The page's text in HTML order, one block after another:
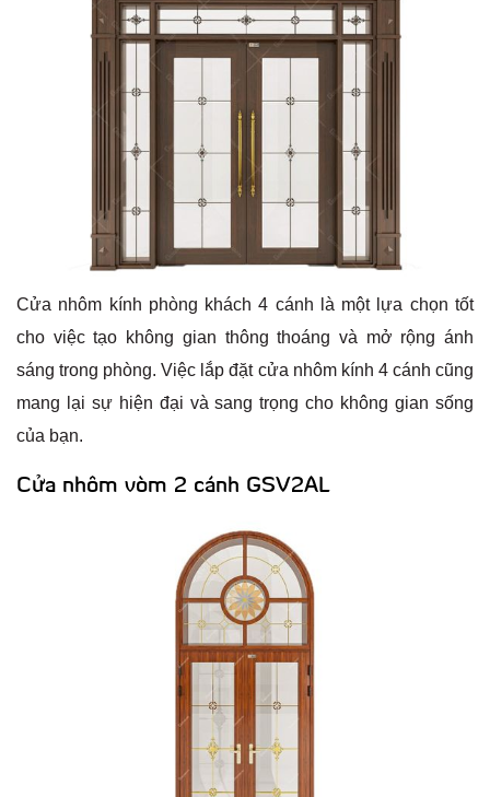
Cửa nhôm kính phòng khách 4 cánh là một lựa chọn tốt
cho việc tạo không gian thông thoáng và mở rộng ánh
sáng trong phòng. Việc lắp đặt cửa nhôm kính 4 cánh cũng
mang lại sự hiện đại và sang trọng cho không gian sống
của bạn.
Cửa nhôm vòm 2 cánh GSV2AL